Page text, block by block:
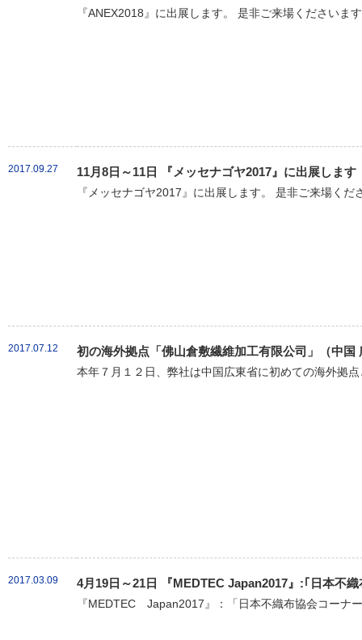
『ANEX2018』に出展します。 是非ご来場くださ
2017.09.27 11月8日～11日 『メッセナゴヤ2017』に出展します
『メッセナゴヤ2017』に出展します。 是非ご来場
2017.07.12 初の海外拠点「佛山倉敷繊維加工有限公司」（中国
本年７月１２日、弊社は中国広東省に初めての海外拠
2017.03.09 4月19日～21日 『MEDTEC Japan2017』:｢日本不
『MEDTEC Japan2017』：「日本不織布協会コーナ